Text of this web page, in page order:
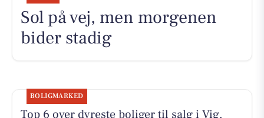
Sol på vej, men morgenen
bider stadig
BOLIGMARKED
Top 6 over dyreste boliger til salg i Vig.